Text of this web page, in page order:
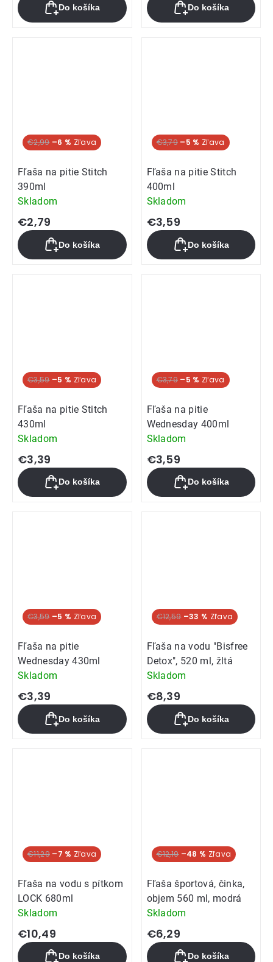
Do košíka Do košíka
€2,99 –6 %
Fľaša na pitie Stitch
390ml
Skladom
€2,79
Do košíka
€3,79 –5 %
Fľaša na pitie Stitch
400ml
Skladom
€3,59
Do košíka
€3,59 –5 %
Fľaša na pitie Stitch
430ml
Skladom
€3,39
Do košíka
€3,79 –5 %
Fľaša na pitie
Wednesday 400ml
Skladom
€3,59
Do košíka
€3,59 –5 %
Fľaša na pitie
Wednesday 430ml
Skladom
€3,39
Do košíka
€12,59 –33 %
Fľaša na vodu "Bisfree
Detox", 520 ml, žltá
Skladom
€8,39
Do košíka
€11,29 –7 %
Fľaša na vodu s pítkom
LOCK 680ml
Skladom
€10,49
Do košíka
€12,19 –48 %
Fľaša športová, činka,
objem 560 ml, modrá
Skladom
€6,29
Do košíka